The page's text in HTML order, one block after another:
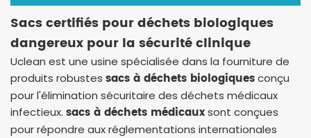
Sacs certifiés pour déchets biologiques
dangereux pour la sécurité clinique
Uclean est une usine spécialisée dans la fourniture de
produits robustes sacs à déchets biologiquesconçu
pour l'élimination sécuritaire des déchets médicaux
infectieux. sacs à déchets médicauxsont conçues
pour répondre aux réglementations internationales